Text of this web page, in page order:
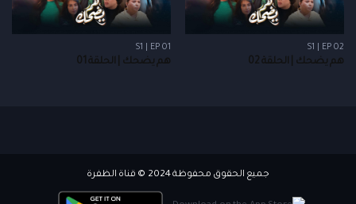
S1 | EP 02
هم يضحك | الحلقة 02
S1 | EP 01
هم يضحك | الحلقة 01
جميع الحقوق محفوظة 2024 © قناة الظفرة